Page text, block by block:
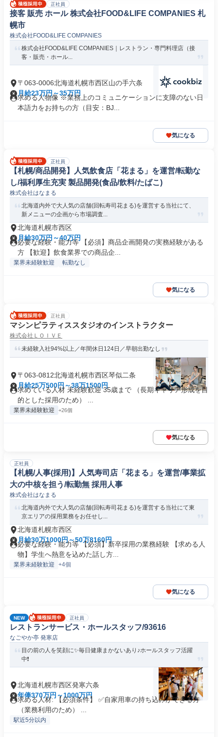
正社員
接客 販売 ホール 株式会社FOOD&LIFE COMPANIES 札
幌市
株式会社FOOD&LIFE COMPANIES
株式会社FOOD&LIFE COMPANIES｜レストラン・専門料理店（接
客・販売・ホール...
〒063-0006北海道札幌市西区山の手六条
月給23万円～35万円
求める人物像 ※業務上のコミュニケーションに支障のない日
本語力をお持ちの方（目安：BJ...
気になる
正社員
【札幌/商品開発】人気飲食店「花まる」を運営/転勤な
し/福利厚生充実 製品開発(食品/飲料/たばこ)
株式会社はなまる
北海道内外で大人気の店舗(回転寿司花まる)を運営する当社にて、
新メニューの企画から市場調査...
北海道札幌市西区
月給30万円～40万円
必要な経験・能力等 【必須】商品企画開発の実務経験がある
方 【歓迎】飲食業界での商品企...
業界未経験歓迎 転勤なし
気になる
正社員
マシンピラティススタジオのインストラクター
株式会社ＬＯＩＶＥ
未経験入社94%以上／年間休日124日／早朝出勤なし
〒063-0812北海道札幌市西区琴似二条
月給25万500円～38万1500円
求めている人材 未経験歓迎 35歳まで （長期キャリア形成を目
的とした採用のため） ...
業界未経験歓迎 +26個
気になる
正社員
【札幌/人事(採用)】人気寿司店「花まる」を運営/事業拡
大の中核を担う/転勤無 採用人事
株式会社はなまる
北海道内外で大人気の店舗(回転寿司花まる)を運営する当社にて東
京エリアの採用業務をお任せし...
北海道札幌市西区
月給30万1000円～50万8160円
必要な経験・能力等 【必須】新卒採用の業務経験 【求める人
物】学生へ熱意を込めた話し方...
業界未経験歓迎 +4個
気になる
NEW 正社員
レストランサービス・ホールスタッフ/93616
なごやか亭 発寒店
目の前の人を笑顔に✨毎日健康まかないあり♪ホールスタッフ活躍
中❗️
北海道札幌市西区発寒六条
年俸370万円～1000万円
求める人材: 【必須条件】 ✅️自家用車の持ち込みができる方
（業務利用のため） ...
駅近5分以内